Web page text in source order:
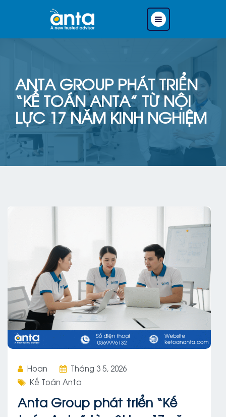
ANTA GROUP PHÁT TRIỂN
“KẾ TOÁN ANTA” TỪ NỘI
LỰC 17 NĂM KINH NGHIỆM
Hoan
Tháng 3 5, 2026
Kế Toán Anta
Anta Group phát triển “Kế